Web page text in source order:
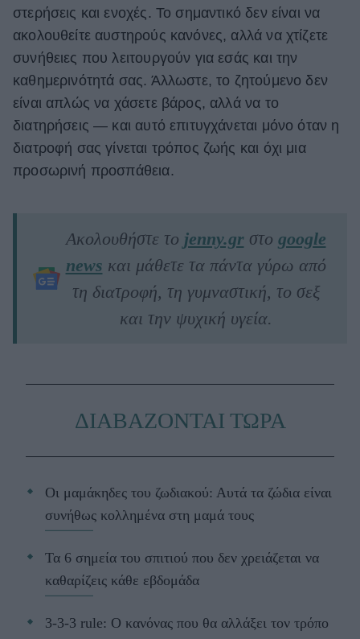
στερήσεις και ενοχές. Το σημαντικό δεν είναι να
ακολουθείτε αυστηρούς κανόνες, αλλά να χτίζετε
συνήθειες που λειτουργούν για εσάς και την
καθημερινότητά σας. Άλλωστε, το ζητούμενο δεν
είναι απλώς να χάσετε βάρος, αλλά να το
διατηρήσεις — και αυτό επιτυγχάνεται μόνο όταν η
διατροφή σας γίνεται τρόπος ζωής και όχι μια
προσωρινή προσπάθεια.
Ακολουθήστε το jenny.grστο google
news και μάθετε τα πάντα γύρω από
τη διατροφή, τη γυμναστική, το σεξ
και την ψυχική υγεία.
ΔΙΑΒΑΖΟΝΤΑΙ ΤΩΡΑ
Οι μαμάκηδες του ζωδιακού: Αυτά τα ζώδια είναι
συνήθως κολλημένα στη μαμά τους
Τα 6 σημεία του σπιτιού που δεν χρειάζεται να
καθαρίζεις κάθε εβδομάδα
3-3-3 rule: Ο κανόνας που θα αλλάξει τον τρόπο